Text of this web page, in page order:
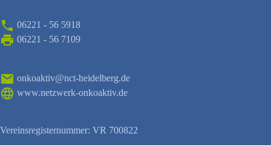
06221 - 56 5918
06221 - 56 7109
onkoaktiv@nct-heidelberg.de
www.netzwerk-onkoaktiv.de
Vereinsregisternummer: VR 700822